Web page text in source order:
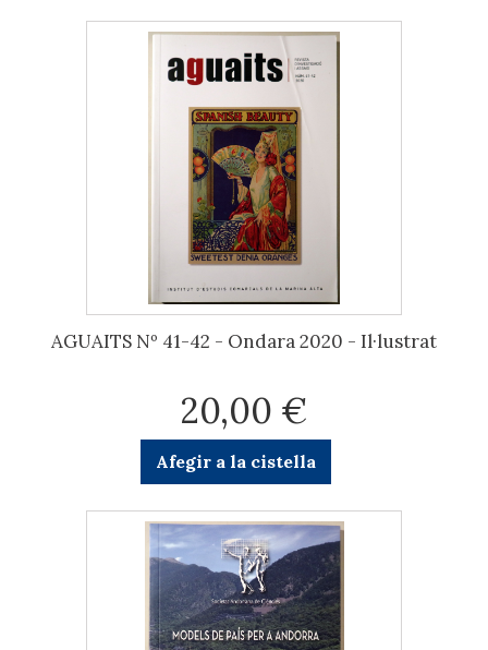
AGUAITS Nº 41-42 - Ondara 2020 - Il·lustrat
20,00 €
Afegir a la cistella